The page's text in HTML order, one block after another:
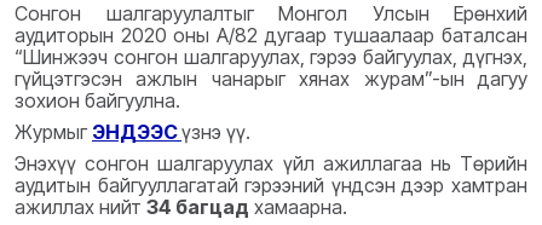
Сонгон шалгаруулалтыг Монгол Улсын Ерөнхий
аудиторын 2020 оны А/82 дугаар тушаалаар баталсан
“Шинжээч сонгон шалгаруулах, гэрээ байгуулах, дүгнэх,
гүйцэтгэсэн ажлын чанарыг хянах журам”-ын дагуу
зохион байгуулна.
Журмыг ЭНДЭЭСүзнэ үү.
Энэхүү сонгон шалгаруулах үйл ажиллагаа нь Төрийн
аудитын байгууллагатай гэрээний үндсэн дээр хамтран
ажиллах нийт 34 багцад хамаарна.